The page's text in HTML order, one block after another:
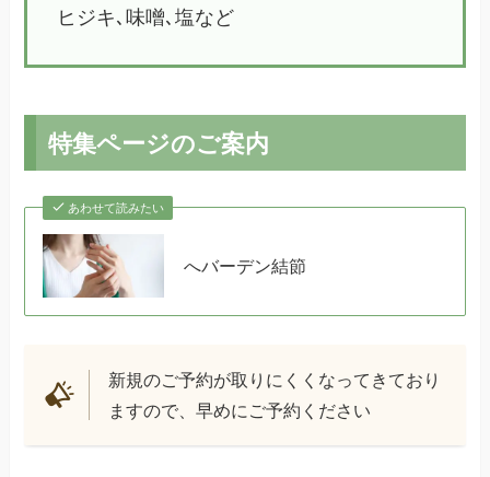
ヒジキ､味噌､塩など
特集ページのご案内
あわせて読みたい
へバーデン結節
新規のご予約が取りにくくなってきており
ますので、早めにご予約ください